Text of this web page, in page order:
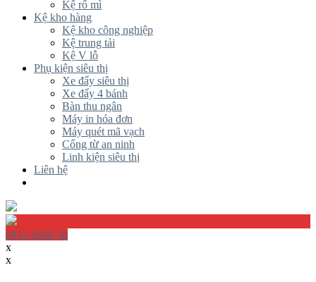
Kệ rổ mì
Kệ kho hàng
Kệ kho công nghiệp
Kệ trung tải
Kệ V lỗ
Phụ kiện siêu thị
Xe đẩy siêu thị
Xe đẩy 4 bánh
Bàn thu ngân
Máy in hóa đơn
Máy quét mã vạch
Cổng từ an ninh
Linh kiện siêu thị
Liên hệ
0812 6666 58
x
x